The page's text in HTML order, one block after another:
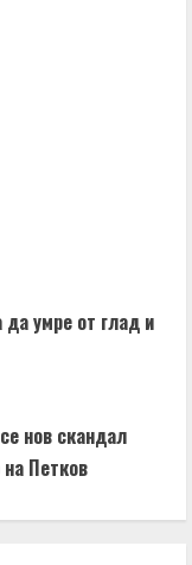
умре от глад и
нов скандал
Петков